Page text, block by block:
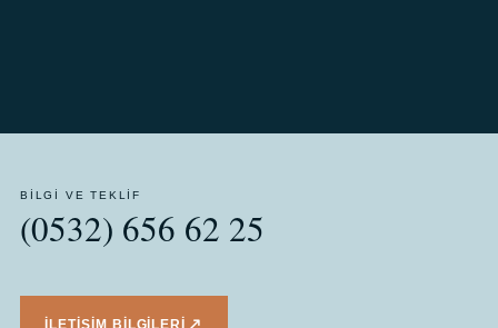
BILGI VE TEKLIF
(0532) 656 62 25
İLETIŞIM BILGILERI